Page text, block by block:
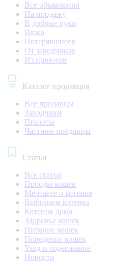
Все объявления
На продажу
В добрые руки
Вязка
Потерявшиеся
От заводчиков
Из приютов
Каталог продавцов
Все продавцы
Заводчики
Приюты
Частные продавцы
Статьи
Все статьи
Породы кошек
Мечтаете о котенке
Выбираем котенка
Котенок дома
Здоровье кошек
Питание кошек
Поведение кошек
Уход и содержание
Новости